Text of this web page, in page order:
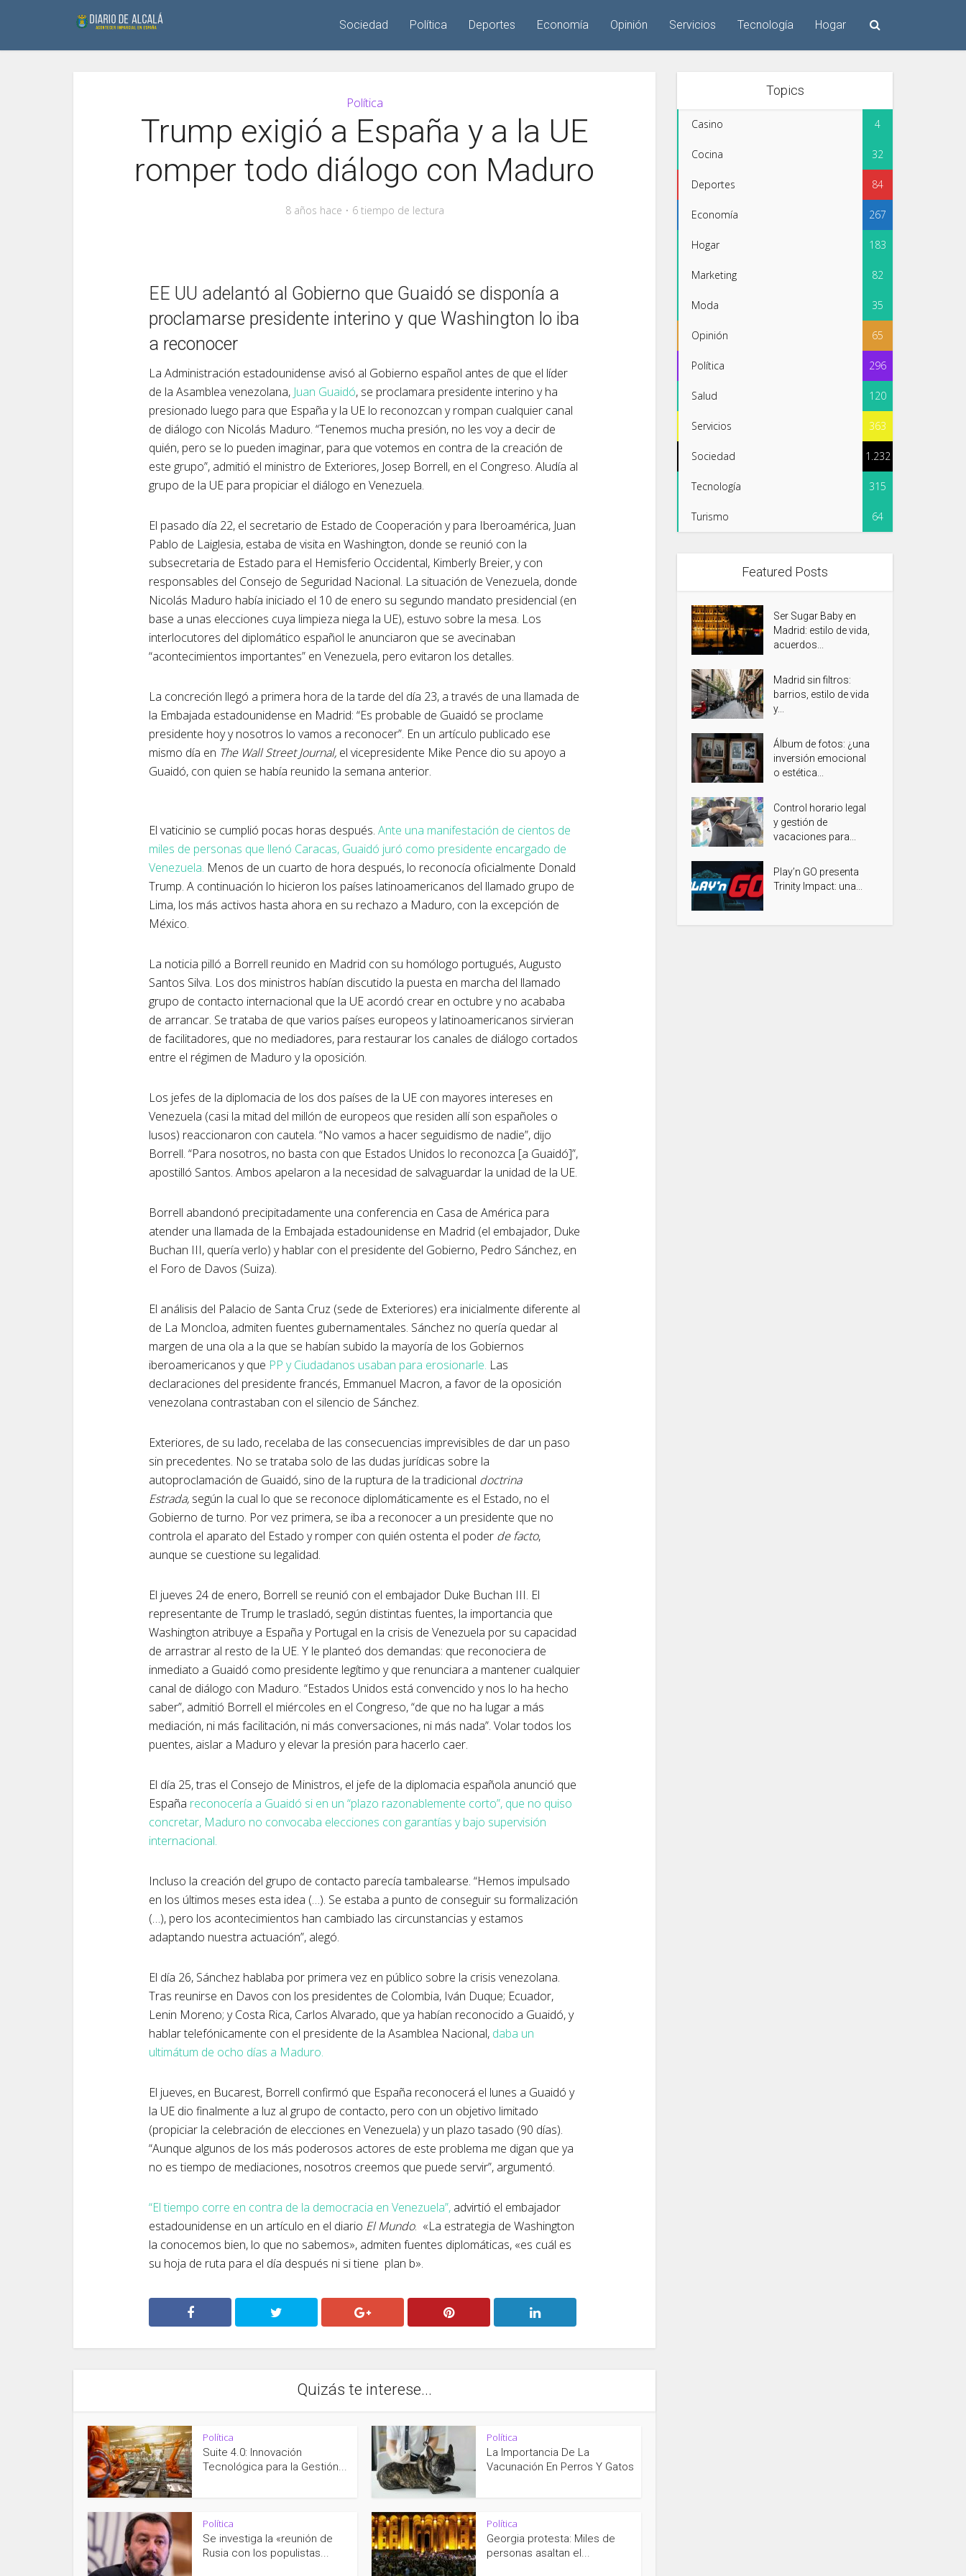
Sociedad Política Deportes Economía Opinión Servicios Tecnología Hogar
Política
Trump exigió a España y a la UE
romper todo diálogo con Maduro
8 años hace 6 tiempo de lectura
EE UU adelantó al Gobierno que Guaidó se disponía a
proclamarse presidente interino y que Washington lo iba
a reconocer
La Administración estadounidense avisó al Gobierno español antes de que el líder
de la Asamblea venezolana, Juan Guaidó, se proclamara presidente interino y ha
presionado luego para que España y la UE lo reconozcan y rompan cualquier canal
de diálogo con Nicolás Maduro. “Tenemos mucha presión, no les voy a decir de
quién, pero se lo pueden imaginar, para que votemos en contra de la creación de
este grupo”, admitió el ministro de Exteriores, Josep Borrell, en el Congreso. Aludía al
grupo de la UE para propiciar el diálogo en Venezuela.
El pasado día 22, el secretario de Estado de Cooperación y para Iberoamérica, Juan
Pablo de Laiglesia, estaba de visita en Washington, donde se reunió con la
subsecretaria de Estado para el Hemisferio Occidental, Kimberly Breier, y con
responsables del Consejo de Seguridad Nacional. La situación de Venezuela, donde
Nicolás Maduro había iniciado el 10 de enero su segundo mandato presidencial (en
base a unas elecciones cuya limpieza niega la UE), estuvo sobre la mesa. Los
interlocutores del diplomático español le anunciaron que se avecinaban
“acontecimientos importantes” en Venezuela, pero evitaron los detalles.
La concreción llegó a primera hora de la tarde del día 23, a través de una llamada de
la Embajada estadounidense en Madrid: “Es probable de Guaidó se proclame
presidente hoy y nosotros lo vamos a reconocer”. En un artículo publicado ese
mismo día en The Wall Street Journal, el vicepresidente Mike Pence dio su apoyo a
Guaidó, con quien se había reunido la semana anterior.
El vaticinio se cumplió pocas horas después. Ante una manifestación de cientos de
miles de personas que llenó Caracas, Guaidó juró como presidente encargado de
Venezuela. Menos de un cuarto de hora después, lo reconocía oficialmente Donald
Trump. A continuación lo hicieron los países latinoamericanos del llamado grupo de
Lima, los más activos hasta ahora en su rechazo a Maduro, con la excepción de
México.
La noticia pilló a Borrell reunido en Madrid con su homólogo portugués, Augusto
Santos Silva. Los dos ministros habían discutido la puesta en marcha del llamado
grupo de contacto internacional que la UE acordó crear en octubre y no acababa
de arrancar. Se trataba de que varios países europeos y latinoamericanos sirvieran
de facilitadores, que no mediadores, para restaurar los canales de diálogo cortados
entre el régimen de Maduro y la oposición.
Los jefes de la diplomacia de los dos países de la UE con mayores intereses en
Venezuela (casi la mitad del millón de europeos que residen allí son españoles o
lusos) reaccionaron con cautela. “No vamos a hacer seguidismo de nadie”, dijo
Borrell. “Para nosotros, no basta con que Estados Unidos lo reconozca [a Guaidó]”,
apostilló Santos. Ambos apelaron a la necesidad de salvaguardar la unidad de la UE.
Borrell abandonó precipitadamente una conferencia en Casa de América para
atender una llamada de la Embajada estadounidense en Madrid (el embajador, Duke
Buchan III, quería verlo) y hablar con el presidente del Gobierno, Pedro Sánchez, en
el Foro de Davos (Suiza).
El análisis del Palacio de Santa Cruz (sede de Exteriores) era inicialmente diferente al
de La Moncloa, admiten fuentes gubernamentales. Sánchez no quería quedar al
margen de una ola a la que se habían subido la mayoría de los Gobiernos
iberoamericanos y que PP y Ciudadanos usaban para erosionarle. Las
declaraciones del presidente francés, Emmanuel Macron, a favor de la oposición
venezolana contrastaban con el silencio de Sánchez.
Exteriores, de su lado, recelaba de las consecuencias imprevisibles de dar un paso
sin precedentes. No se trataba solo de las dudas jurídicas sobre la
autoproclamación de Guaidó, sino de la ruptura de la tradicional doctrina
Estrada, según la cual lo que se reconoce diplomáticamente es el Estado, no el
Gobierno de turno. Por vez primera, se iba a reconocer a un presidente que no
controla el aparato del Estado y romper con quién ostenta el poder de facto,
aunque se cuestione su legalidad.
El jueves 24 de enero, Borrell se reunió con el embajador Duke Buchan III. El
representante de Trump le trasladó, según distintas fuentes, la importancia que
Washington atribuye a España y Portugal en la crisis de Venezuela por su capacidad
de arrastrar al resto de la UE. Y le planteó dos demandas: que reconociera de
inmediato a Guaidó como presidente legítimo y que renunciara a mantener cualquier
canal de diálogo con Maduro. “Estados Unidos está convencido y nos lo ha hecho
saber”, admitió Borrell el miércoles en el Congreso, “de que no ha lugar a más
mediación, ni más facilitación, ni más conversaciones, ni más nada”. Volar todos los
puentes, aislar a Maduro y elevar la presión para hacerlo caer.
El día 25, tras el Consejo de Ministros, el jefe de la diplomacia española anunció que
España reconocería a Guaidó si en un “plazo razonablemente corto”, que no quiso
concretar, Maduro no convocaba elecciones con garantías y bajo supervisión
internacional.
Incluso la creación del grupo de contacto parecía tambalearse. “Hemos impulsado
en los últimos meses esta idea (…). Se estaba a punto de conseguir su formalización
(…), pero los acontecimientos han cambiado las circunstancias y estamos
adaptando nuestra actuación”, alegó.
El día 26, Sánchez hablaba por primera vez en público sobre la crisis venezolana.
Tras reunirse en Davos con los presidentes de Colombia, Iván Duque; Ecuador,
Lenin Moreno; y Costa Rica, Carlos Alvarado, que ya habían reconocido a Guaidó, y
hablar telefónicamente con el presidente de la Asamblea Nacional, daba un
ultimátum de ocho días a Maduro.
El jueves, en Bucarest, Borrell confirmó que España reconocerá el lunes a Guaidó y
la UE dio finalmente a luz al grupo de contacto, pero con un objetivo limitado
(propiciar la celebración de elecciones en Venezuela) y un plazo tasado (90 días).
“Aunque algunos de los más poderosos actores de este problema me digan que ya
no es tiempo de mediaciones, nosotros creemos que puede servir”, argumentó.
“El tiempo corre en contra de la democracia en Venezuela”, advirtió el embajador
estadounidense en un artículo en el diario El Mundo. «La estrategia de Washington
la conocemos bien, lo que no sabemos», admiten fuentes diplomáticas, «es cuál es
su hoja de ruta para el día después ni si tiene plan b».
Quizás te interese...
Política
Suite 4.0: Innovación
Tecnológica para la Gestión...
Política
La Importancia De La
Vacunación En Perros Y Gatos
Política
Se investiga la «reunión de
Rusia con los populistas...
Política
Georgia protesta: Miles de
personas asaltan el...
Topics
Casino 4
Cocina 32
Deportes 84
Economía 267
Hogar 183
Marketing 82
Moda 35
Opinión 65
Política 296
Salud 120
Servicios 363
Sociedad 1.232
Tecnología 315
Turismo 64
Featured Posts
Ser Sugar Baby en
Madrid: estilo de vida,
acuerdos...
Madrid sin filtros:
barrios, estilo de vida
y...
Álbum de fotos: ¿una
inversión emocional
o estética...
Control horario legal
y gestión de
vacaciones para...
Play’n GO presenta
Trinity Impact: una...